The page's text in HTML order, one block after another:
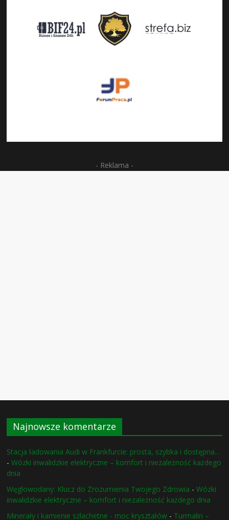
- Reklama -
Najnowsze komentarze
Stacja ładowania Audi w Frankfurcie: prosta, szybka i dostępna...
-Wózki inwalidzkie elektryczne – komfort i niezależność każdego
dnia
Węglowodany: Klucz do Zrozumienia Twojego Zdrowia -Wózki
inwalidzkie elektryczne – komfort i niezależność każdego dnia
Minerały i kamienie szlachetne - moc kryształów - Turmalin –